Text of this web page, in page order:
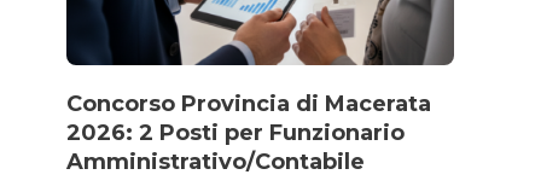
Concorso Provincia di Macerata
2026: 2 Posti per Funzionario
Amministrativo/Contabile